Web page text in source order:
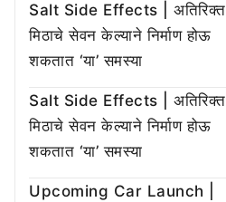
Salt Side Effects | अतिरिक्त
मिठाचे सेवन केल्याने निर्माण होऊ
शकतात ‘या’ समस्या
Salt Side Effects | अतिरिक्त
मिठाचे सेवन केल्याने निर्माण होऊ
शकतात ‘या’ समस्या
Upcoming Car Launch |